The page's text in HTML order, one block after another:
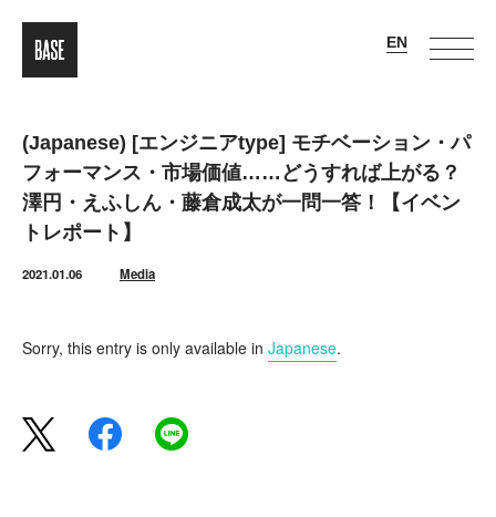
(Japanese) [エンジニアtype] モチベーション・パ
フォーマンス・市場価値……どうすれば上がる？
澤円・えふしん・藤倉成太が一問一答！【イベン
トレポート】
2021.01.06 Media
Sorry, this entry is only available in Japanese.